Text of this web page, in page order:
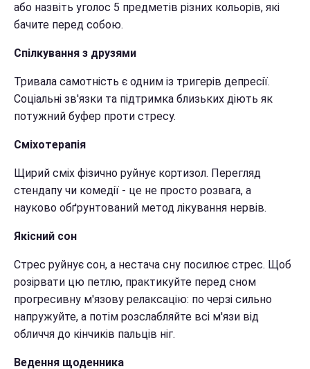
або назвіть уголос 5 предметів різних кольорів, які
бачите перед собою.
Спілкування з друзями
Тривала самотність є одним із тригерів депресії.
Соціальні зв'язки та підтримка близьких діють як
потужний буфер проти стресу.
Сміхотерапія
Щирий сміх фізично руйнує кортизол. Перегляд
стендапу чи комедії - це не просто розвага, а
науково обґрунтований метод лікування нервів.
Якісний сон
Стрес руйнує сон, а нестача сну посилює стрес. Щоб
розірвати цю петлю, практикуйте перед сном
прогресивну м'язову релаксацію: по черзі сильно
напружуйте, а потім розслабляйте всі м'язи від
обличчя до кінчиків пальців ніг.
Ведення щоденника